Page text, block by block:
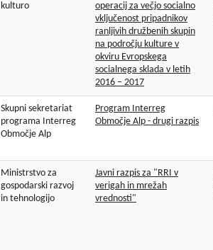
kulturo
operacij za večjo socialno
vključenost pripadnikov
ranljivih družbenih skupin
na področju kulture v
okviru Evropskega
socialnega sklada v letih
2016 – 2017
Skupni sekretariat
programa Interreg
Območje Alp
Program Interreg
Območje Alp - drugi razpis
Ministrstvo za
gospodarski razvoj
in tehnologijo
Javni razpis za "RRI v
verigah in mrežah
vrednosti"